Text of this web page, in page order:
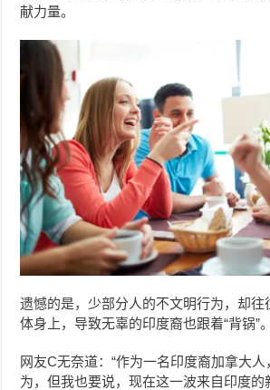
献力量。
遗憾的是，少部分人的不文明行为，却往
体身上，导致无辜的印度裔也跟着“背锅”。
网友C无奈道：“作为一名印度裔加拿大
为，但我也要说，现在这一波来自印度的